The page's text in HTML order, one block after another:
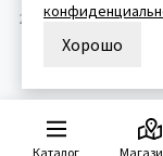
2011-2026 ©
Каталог
Хорошо